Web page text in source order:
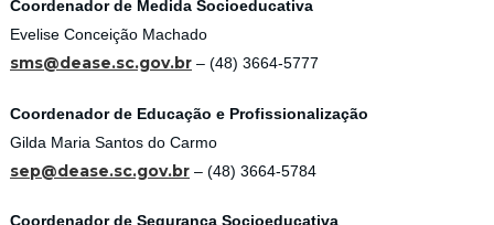
Coordenador de Medida Socioeducativa
Evelise Conceição Machado
sms@dease.sc.gov.br – (48) 3664-5777
Coordenador de Educação e Profissionalização
Gilda Maria Santos do Carmo
sep@dease.sc.gov.br – (48) 3664-5784
Coordenador de Segurança Socioeducativa